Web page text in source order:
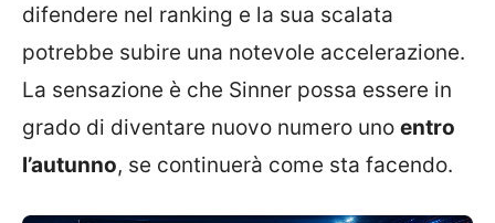
difendere nel ranking e la sua scalata
potrebbe subire una notevole accelerazione.
La sensazione è che Sinner possa essere in
grado di diventare nuovo numero uno entro
l’autunno, se continuerà come sta facendo.